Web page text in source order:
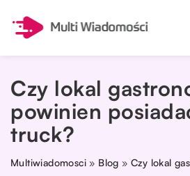
Czy lokal
powinien
truck?
Multiwiadomosci » Blog »Czy lokal